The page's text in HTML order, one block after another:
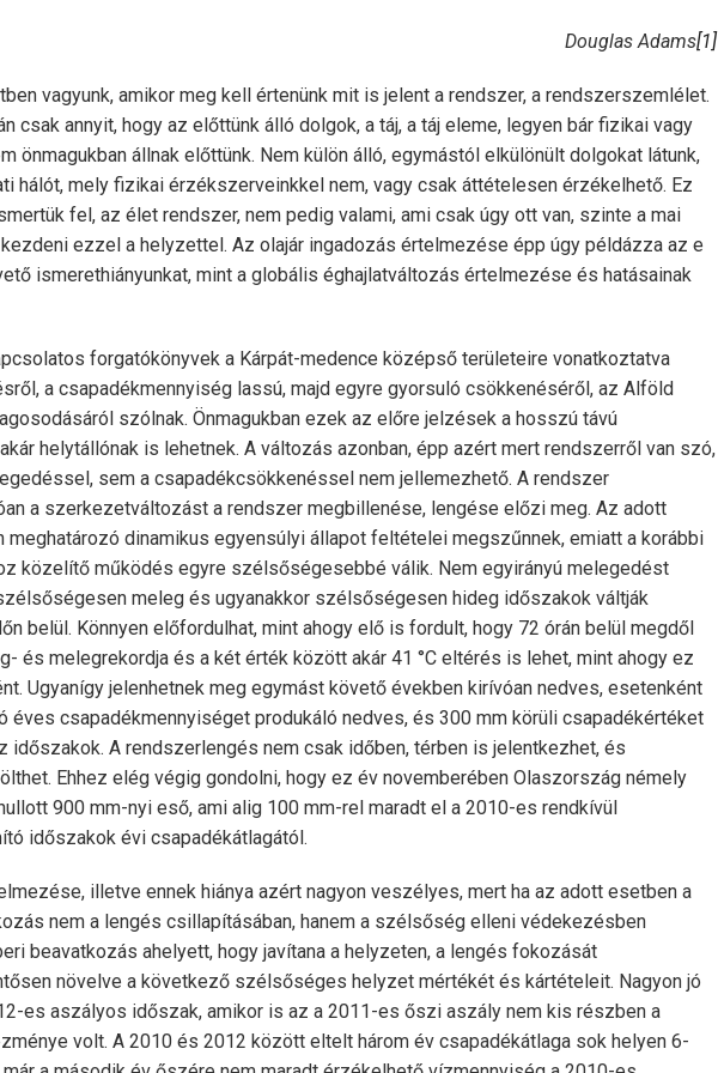
Douglas Adams[1]
vagyunk, amikor meg kell értenünk mit is jelent a rendszer, a rendszerszemlélet.
csak annyit, hogy az előttünk álló dolgok, a táj, a táj eleme, legyen bár fizikai vagy
önmagukban állnak előttünk. Nem külön álló, egymástól elkülönült dolgokat látunk,
hálót, mely fizikai érzékszerveinkkel nem, vagy csak áttételesen érzékelhető. Ez
fel, az élet rendszer, nem pedig valami, ami csak úgy ott van, szinte a mai
ezzel a helyzettel. Az olajár ingadozás értelmezése épp úgy példázza az e
ismerethiányunkat, mint a globális éghajlatváltozás értelmezése és hatásainak
forgatókönyvek a Kárpát-medence középső területeire vonatkoztatva
a csapadékmennyiség lassú, majd egyre gyorsuló csökkenéséről, az Alföld
szólnak. Önmagukban ezek az előre jelzések a hosszú távú
helytállónak is lehetnek. A változás azonban, épp azért mert rendszerről van szó,
sem a csapadékcsökkenéssel nem jellemezhető. A rendszer
a szerkezetváltozást a rendszer megbillenése, lengése előzi meg. Az adott
dinamikus egyensúlyi állapot feltételei megszűnnek, emiatt a korábbi
közelítő működés egyre szélsőségesebbé válik. Nem egyirányú melegedést
meleg és ugyanakkor szélsőségesen hideg időszakok váltják
belül. Könnyen előfordulhat, mint ahogy elő is fordult, hogy 72 órán belül megdől
és melegrekordja és a két érték között akár 41 °C eltérés is lehet, mint ahogy ez
Ugyanígy jelenhetnek meg egymást követő években kirívóan nedves, esetenként
éves csapadékmennyiséget produkáló nedves, és 300 mm körüli csapadékértéket
időszakok. A rendszerlengés nem csak időben, térben is jelentkezhet, és
Ehhez elég végig gondolni, hogy ez év novemberében Olaszország némely
900 mm-nyi eső, ami alig 100 mm-rel maradt el a 2010-es rendkívül
időszakok évi csapadékátlagától.
illetve ennek hiánya azért nagyon veszélyes, mert ha az adott esetben a
nem a lengés csillapításában, hanem a szélsőség elleni védekezésben
beavatkozás ahelyett, hogy javítana a helyzeten, a lengés fokozását
növelve a következő szélsőséges helyzet mértékét és kártételeit. Nagyon jó
es aszályos időszak, amikor is az a 2011-es őszi aszály nem kis részben a
volt. A 2010 és 2012 között eltelt három év csapadékátlaga sok helyen 6-